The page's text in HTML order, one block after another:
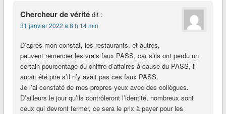
Chercheur de vérité dit :
31 janvier 2022 à 8 h 14 min
D’après mon constat, les restaurants, et autres,
peuvent remercier les vrais faux PASS, car s’ils ont perdu un
certain pourcentage du chiffre d’affaires à cause du PASS, il
aurait été pire s’il n’y avait pas ces faux PASS.
Je l’ai constaté de mes propres yeux avec des collègues.
D’ailleurs le jour qu’ils contrôleront l’identité, nombreux sont
ceux qui devront fermer, ce sera le prix à payer pour les